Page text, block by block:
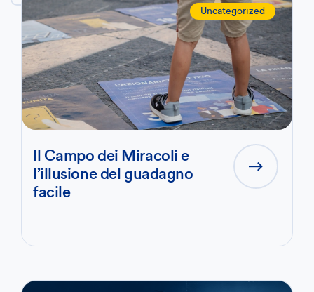
Uncategorized
Il Campo dei Miracoli e
l’illusione del guadagno
facile